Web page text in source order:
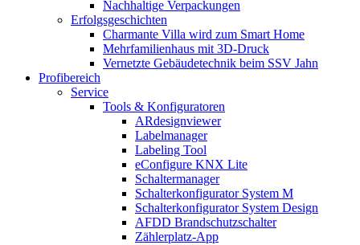
Nachhaltige Verpackungen
Erfolgsgeschichten
Charmante Villa wird zum Smart Home
Mehrfamilienhaus mit 3D-Druck
Vernetzte Gebäudetechnik beim SSV Jahn
Profibereich
Service
Tools & Konfiguratoren
ARdesignviewer
Labelmanager
Labeling Tool
eConfigure KNX Lite
Schaltermanager
Schalterkonfigurator System M
Schalterkonfigurator System Design
AFDD Brandschutzschalter
Zählerplatz-App